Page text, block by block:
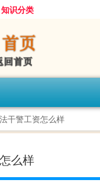
知识分类
干警工资怎么样
么样